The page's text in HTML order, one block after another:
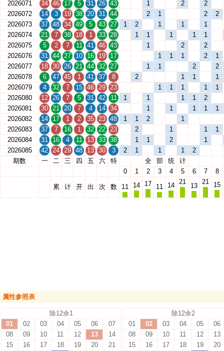
2026071
34 46 17 5 31 26 43 1 2
2
2026072
14 3 19 38 20 31 44 2 1 2
2
2026073
37 48 34 49 5 43 27 1 2 1 1
1
2026074
21 7 38 18 1 33 28 1 1 1 1
1
2026075
5 2 7 11 41 46 43 1 2
2
2026076
31 44 27 10 16 19 17 1 1 1 2
1
2026077
18 30 26 21 44 32 27 1 1 2
2
2026078
6 47 45 1 41 37 8 2 1 1
1
2026079
4 32 7 15 46 29 23 1 1 1 1
1
2026080
12 26 7 5 31 42 11 1 1 1 1
2
2026081
30 21 20 7 4 14 34 1 1 1 1
1
2026082
14 17 1 2 35 23 48 1 1 2
1
2026083
37 7 16 1 32 22 23 2 1 1
1
2026084
31 16 4 11 13 33 38 1 1 2
1
2026085
42 24 29 48 13 30 3 2 1 1 1
2
期数
一 二 三 四 五 六 特 全 部 统
计
0
1 2 3 4 5 6 7 8
累 计 开 出 次 数 11 14 17 11 14 21
13
21 15
属性参照表
除12余1
01
02 03 04 05 06
07
08
09 10 11 12 13
14
15
16 17 18 19 20
21
除12余2
01
02 03 04 05
06
08
09 10 11 12
13
15
16 17 18 19
20